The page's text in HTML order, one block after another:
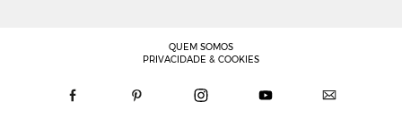
QUEM SOMOS
PRIVACIDADE & COOKIES